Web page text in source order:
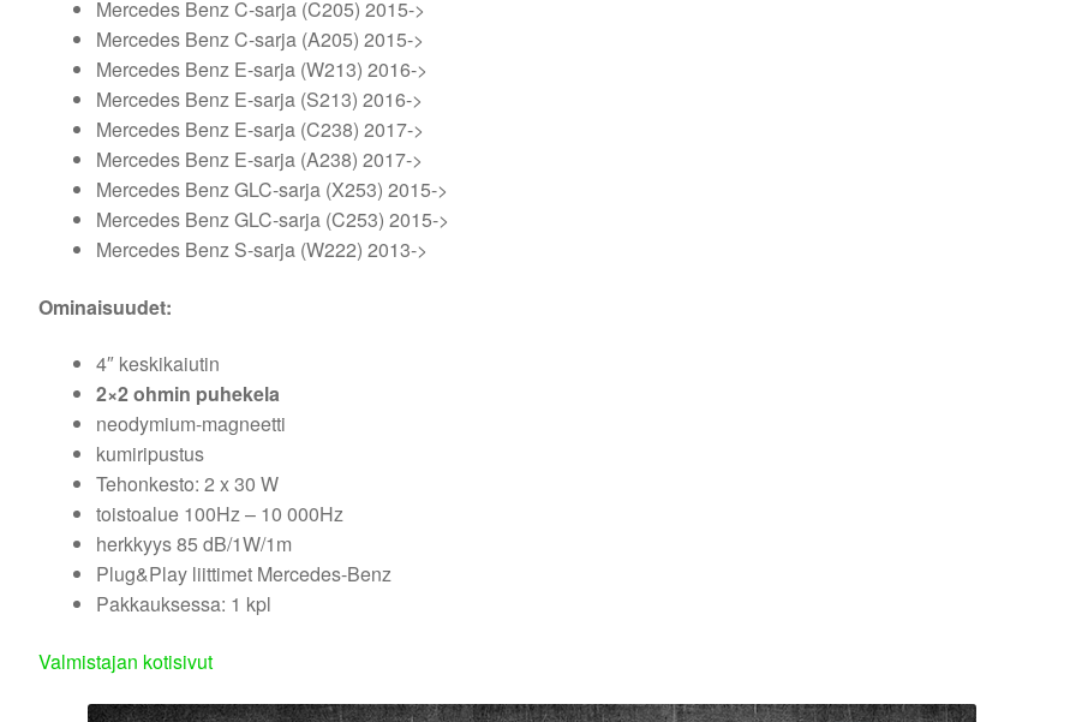
Mercedes Benz C-sarja (C205) 2015->
Mercedes Benz C-sarja (A205) 2015->
Mercedes Benz E-sarja (W213) 2016->
Mercedes Benz E-sarja (S213) 2016->
Mercedes Benz E-sarja (C238) 2017->
Mercedes Benz E-sarja (A238) 2017->
Mercedes Benz GLC-sarja (X253) 2015->
Mercedes Benz GLC-sarja (C253) 2015->
Mercedes Benz S-sarja (W222) 2013->
Ominaisuudet:
4″ keskikaiutin
2×2 ohmin puhekela
neodymium-magneetti
kumiripustus
Tehonkesto: 2 x 30 W
toistoalue 100Hz – 10 000Hz
herkkyys 85 dB/1W/1m
Plug&Play liittimet Mercedes-Benz
Pakkauksessa: 1 kpl
Valmistajan kotisivut